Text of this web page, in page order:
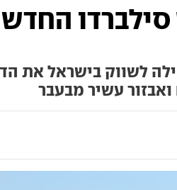
לשווק בישראל את
עשיר מבעבר